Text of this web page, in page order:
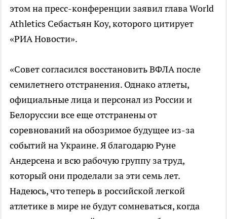
этом на пресс-конференции заявил глава World
Athletics Себастьян Коу, которого цитирует
«РИА Новости».
«Совет согласился восстановить ВФЛА после
семилетнего отстранения. Однако атлеты,
официальные лица и персонал из России и
Белоруссии все еще отстранены от
соревнований на обозримое будущее из-за
событий на Украине. Я благодарю Руне
Андерсена и всю рабочую группу за труд,
который они проделали за эти семь лет.
Надеюсь, что теперь в российской легкой
атлетике в мире не будут сомневаться, когда